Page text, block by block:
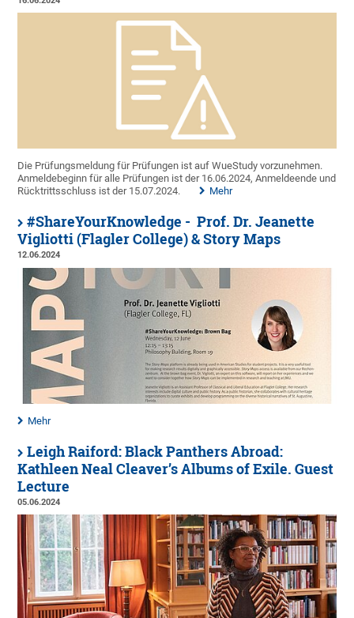
Die Prüfungsmeldung für Prüfungen ist auf WueStudy vorzunehmen.
Anmeldebeginn für alle Prüfungen ist der 16.06.2024, Anmeldeende und
Rücktrittsschluss ist der 15.07.2024.
Mehr
#ShareYourKnowledge - Prof. Dr. Jeanette
Vigliotti (Flagler College) & Story Maps
12.06.2024
Mehr
Leigh Raiford: Black Panthers Abroad:
Kathleen Neal Cleaver’s Albums of Exile. Guest
Lecture
05.06.2024